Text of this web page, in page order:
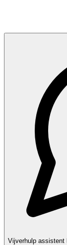
Vijverhulp assistent